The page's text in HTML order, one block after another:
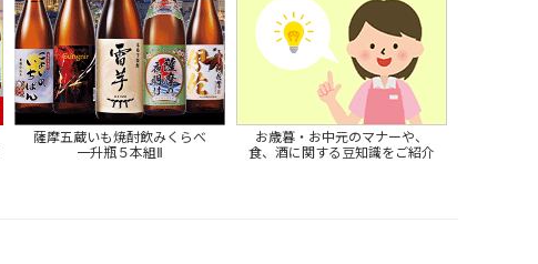
薩摩五蔵いも焼酎飲みくらべ
一升瓶５本組Ⅱ
お歳暮・お中元のマナーや、
食、酒に関する豆知識をご紹介